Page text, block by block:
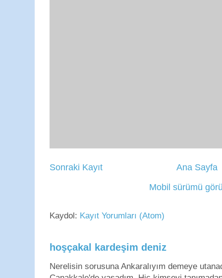
Sonraki Kayıt
Ana Sayfa
Mobil sürümü
Kaydol: Kayıt Yorumları (Atom)
hoşçakal kardeşim deniz
Nerelisin sorusuna Ankaralıyım demeye